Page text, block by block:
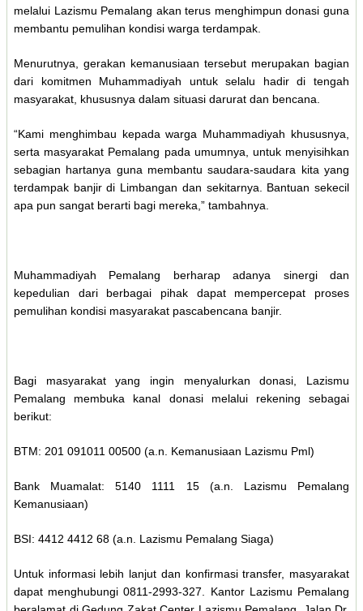
melalui Lazismu Pemalang akan terus menghimpun donasi guna
membantu pemulihan kondisi warga terdampak.
Menurutnya, gerakan kemanusiaan tersebut merupakan bagian
dari komitmen Muhammadiyah untuk selalu hadir di tengah
masyarakat, khususnya dalam situasi darurat dan bencana.
“Kami menghimbau kepada warga Muhammadiyah khususnya,
serta masyarakat Pemalang pada umumnya, untuk menyisihkan
sebagian hartanya guna membantu saudara-saudara kita yang
terdampak banjir di Limbangan dan sekitarnya. Bantuan sekecil
apa pun sangat berarti bagi mereka,” tambahnya.
Muhammadiyah Pemalang berharap adanya sinergi dan
kepedulian dari berbagai pihak dapat mempercepat proses
pemulihan kondisi masyarakat pascabencana banjir.
Bagi masyarakat yang ingin menyalurkan donasi, Lazismu
Pemalang membuka kanal donasi melalui rekening sebagai
berikut:
BTM: 201 091011 00500 (a.n. Kemanusiaan Lazismu Pml)
Bank Muamalat: 5140 1111 15 (a.n. Lazismu Pemalang
Kemanusiaan)
BSI: 4412 4412 68 (a.n. Lazismu Pemalang Siaga)
Untuk informasi lebih lanjut dan konfirmasi transfer, masyarakat
dapat menghubungi 0811-2993-327. Kantor Lazismu Pemalang